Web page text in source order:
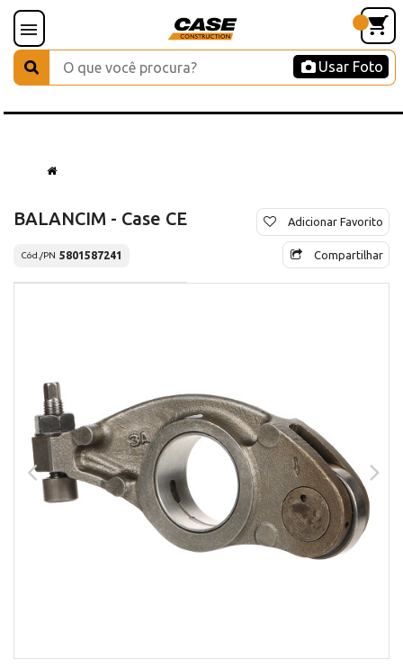
Usar Foto
BALANCIM - Case CE
Cód./PN 5801587241
Adicionar Favorito
Compartilhar